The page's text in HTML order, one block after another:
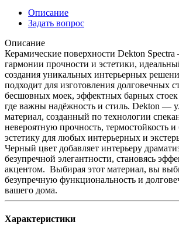
Описание
Задать вопрос
Описание
Керамические поверхности Dekton
гармонии прочности и эстетики,
создания уникальных интерьерных
подходит для изготовления долговечных
бесшовных моек, эффектных барных стоек
где важны надёжность и стиль. Dekton —
материал, созданный по технологии
невероятную прочность, термостойкость
эстетику для любых интерьерных и
Черный цвет добавляет интерьеру
безупречной элегантности, становясь
акцентом. Выбирая этот материал, вы
безупречную функциональность и
вашего дома.
Характеристики